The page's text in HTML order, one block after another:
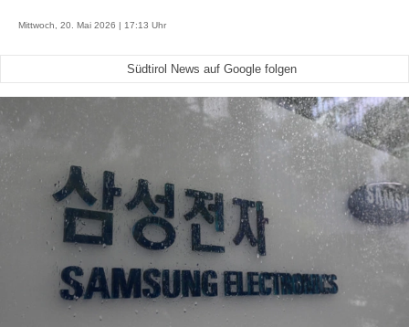
Mittwoch, 20. Mai 2026 | 17:13 Uhr
Südtirol News auf Google folgen